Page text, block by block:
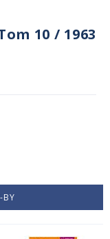
10 / 1963
BY